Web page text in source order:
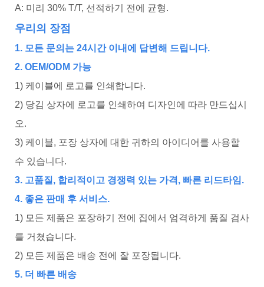
A: 미리 30% T/T, 선적하기 전에 균형.
우리의 장점
1. 모든 문의는 24시간 이내에 답변해 드립니다.
2. OEM/ODM 가능
1) 케이블에 로고를 인쇄합니다.
2) 당김 상자에 로고를 인쇄하여 디자인에 따라 만드십시
오.
3) 케이블, 포장 상자에 대한 귀하의 아이디어를 사용할
수 있습니다.
3. 고품질, 합리적이고 경쟁력 있는 가격, 빠른 리드타임.
4. 좋은 판매 후 서비스.
1) 모든 제품은 포장하기 전에 집에서 엄격하게 품질 검사
를 거쳤습니다.
2) 모든 제품은 배송 전에 잘 포장됩니다.
5. 더 빠른 배송